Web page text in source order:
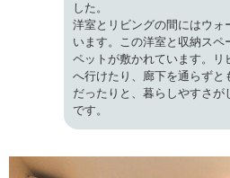
した。
洋室とリビングの間にはウォ
います。この洋室と収納ス
ペットが敷かれています。リ
へ行けたり、廊下を通らず
だったりと、暮らしやすさ
です。